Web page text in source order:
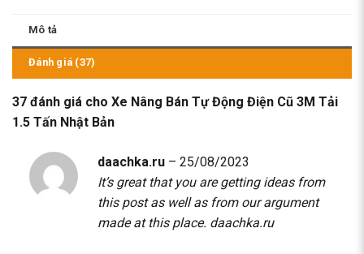
Mô tả
Đánh giá (37)
37 đánh giá cho Xe Nâng Bán Tự Động Điện Cũ 3M Tải
1.5 Tấn Nhật Bản
daachka.ru – 25/08/2023
It’s great that you are getting ideas from
this post as well as from our argument
made at this place. daachka.ru